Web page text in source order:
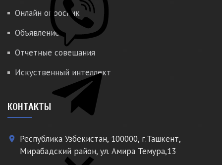
Онлайн опросник
Объявление
Отчетные совещания
Искуственный интеллект
КОНТАКТЫ
place
Республика Узбекистан, 100000, г.Ташкент,
Мирабадский район, ул. Амира Темура,13